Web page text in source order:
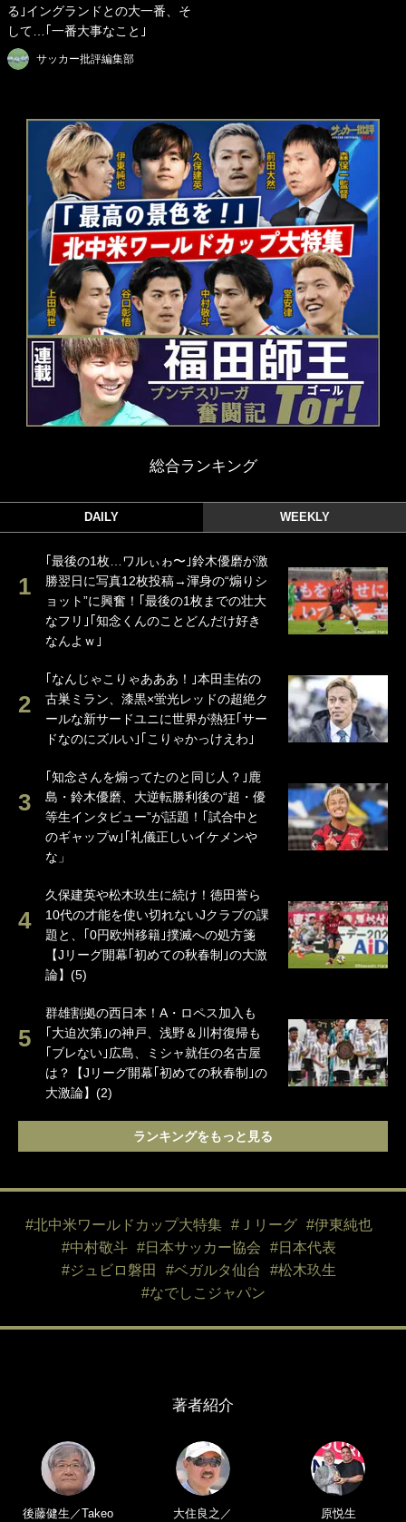
る｣イングランドとの大一番、そ
して…｢一番大事なこと｣
サッカー批評編集部
総合ランキング
DAILY WEEKLY
｢最後の1枚…ワルぃゎ〜｣鈴木優磨が激
勝翌日に写真12枚投稿→渾身の“煽りシ
ョット”に興奮！｢最後の1枚までの壮大
なフリ｣｢知念くんのことどんだけ好き
なんよｗ｣
｢なんじゃこりゃあああ！｣本田圭佑の
古巣ミラン、漆黒×蛍光レッドの超絶ク
ールな新サードユニに世界が熱狂｢サー
ドなのにズルい｣｢こりゃかっけえわ｣
｢知念さんを煽ってたのと同じ人？｣鹿
島・鈴木優磨、大逆転勝利後の“超・優
等生インタビュー”が話題！｢試合中と
のギャップw｣｢礼儀正しいイケメンや
な」
久保建英や松木玖生に続け！徳田誉ら
10代の才能を使い切れないJクラブの課
題と、｢0円欧州移籍｣撲滅への処方箋
【Jリーグ開幕｢初めての秋春制｣の大激
論】(5)
群雄割拠の西日本！A・ロペス加入も
｢大迫次第｣の神戸、浅野＆川村復帰も
｢ブレない｣広島、ミシャ就任の名古屋
は？【Jリーグ開幕｢初めての秋春制｣の
大激論】(2)
ランキングをもっと見る
#北中米ワールドカップ大特集 #Ｊリーグ
#伊東純也
#中村敬斗
#日本サッカー協会
#日本代表
#ジュビロ磐田
#ベガルタ仙台
#松木玖生
#なでしこジャパン
著者紹介
後藤健生／Takeo
大住良之／
原悦生